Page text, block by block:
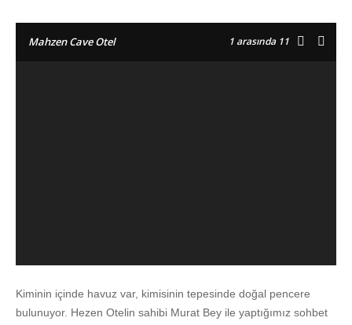
Mahzen Cave Otel 1 arasında 11
Kiminin içinde havuz var, kimisinin tepesinde doğal pencere
bulunuyor. Hezen Otelin sahibi Murat Bey ile yaptığımız sohbet